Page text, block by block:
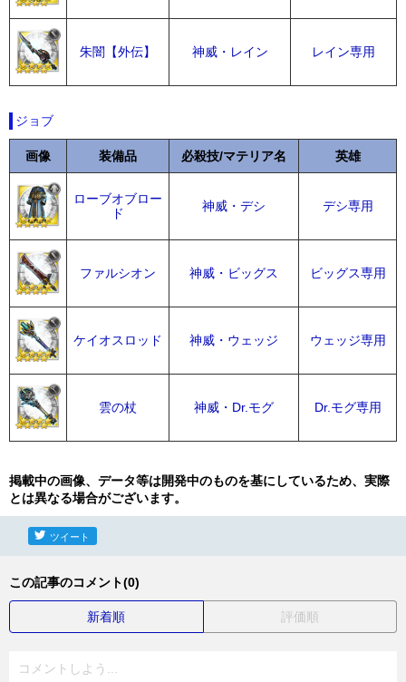
朱闇【外伝】 神威・レイン レイン専用
ジョブ
画像 装備品 必殺技/マテリア名 英雄
ローブオブロー
ド
神威・デシ デシ専用
ファルシオン 神威・ビッグス ビッグス専用
ケイオスロッド 神威・ウェッジ ウェッジ専用
雲の杖 神威・Dr.モグ Dr.モグ専用
掲載中の画像、データ等は開発中のものを基にしているため、実際
とは異なる場合がございます。
ツイート
この記事のコメント(0)
新着順 評価順
コメントしよう...